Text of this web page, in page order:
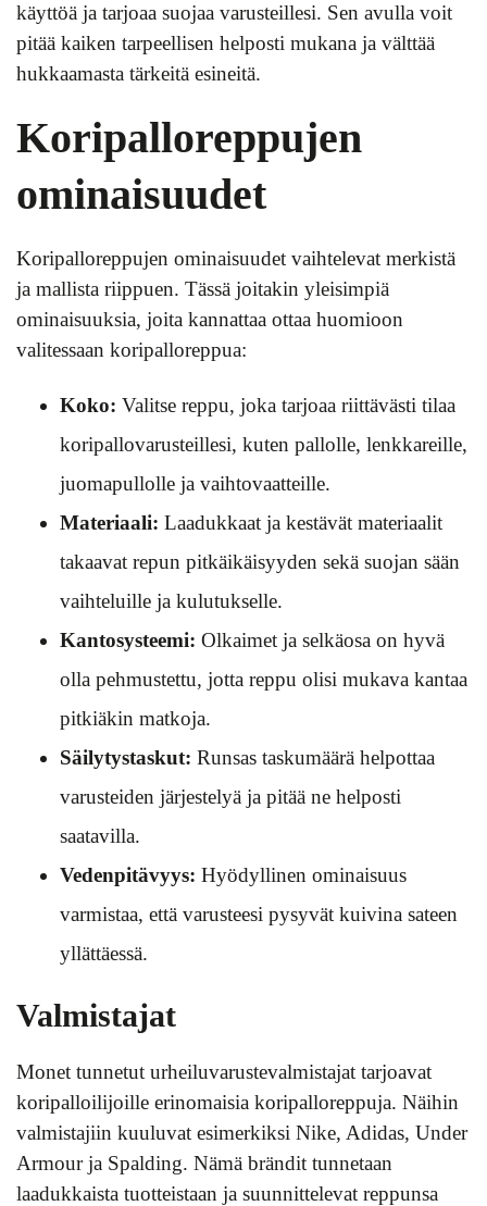
käyttöä ja tarjoaa suojaa varusteillesi. Sen avulla voit
pitää kaiken tarpeellisen helposti mukana ja välttää
hukkaamasta tärkeitä esineitä.
Koripalloreppujen
ominaisuudet
Koripalloreppujen ominaisuudet vaihtelevat merkistä
ja mallista riippuen. Tässä joitakin yleisimpiä
ominaisuuksia, joita kannattaa ottaa huomioon
valitessaan koripalloreppua:
Koko: Valitse reppu, joka tarjoaa riittävästi tilaa
koripallovarusteillesi, kuten pallolle, lenkkareille,
juomapullolle ja vaihtovaatteille.
Materiaali: Laadukkaat ja kestävät materiaalit
takaavat repun pitkäikäisyyden sekä suojan sään
vaihteluille ja kulutukselle.
Kantosysteemi: Olkaimet ja selkäosa on hyvä
olla pehmustettu, jotta reppu olisi mukava kantaa
pitkiäkin matkoja.
Säilytystaskut: Runsas taskumäärä helpottaa
varusteiden järjestelyä ja pitää ne helposti
saatavilla.
Vedenpitävyys: Hyödyllinen ominaisuus
varmistaa, että varusteesi pysyvät kuivina sateen
yllättäessä.
Valmistajat
Monet tunnetut urheiluvarustevalmistajat tarjoavat
koripalloilijoille erinomaisia koripalloreppuja. Näihin
valmistajiin kuuluvat esimerkiksi Nike, Adidas, Under
Armour ja Spalding. Nämä brändit tunnetaan
laadukkaista tuotteistaan ja suunnittelevat reppunsa